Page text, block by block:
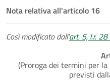
Nota relativa all'articolo 16
Così modificato dall'art. 5, l.r.
(Proroga dei termini per
previsti